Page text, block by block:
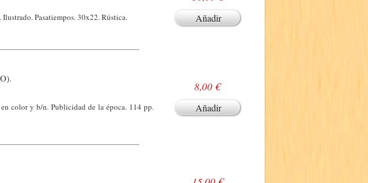
Pasatiempos. 30x22. Rústica. Añadir
color y b/n. Publicidad de la época. 114 pp.
8,00 €
Añadir